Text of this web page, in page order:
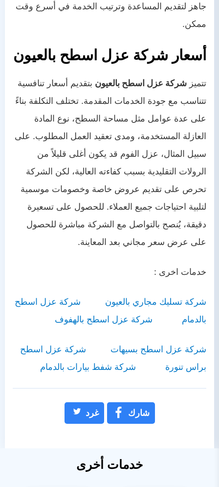
جاهز لتقديم المساعدة وترتيب الخدمة في أسرع وقت
ممكن.
أسعار شركة عزل اسطح بالعيون
تتميز شركة عزل اسطح بالعيون بتقديم أسعار تنافسية
تتناسب مع جودة الخدمات المقدمة. تختلف التكلفة بناءً
على عدة عوامل مثل مساحة السطح، نوع المادة
العازلة المستخدمة، ومدى تعقيد العمل المطلوب. على
سبيل المثال، عزل الفوم قد يكون أغلى قليلاً من
الرولات التقليدية بسبب كفاءته العالية، لكن الشركة
تحرص على تقديم عروض خاصة وخصومات موسمية
لتلبية احتياجات جميع العملاء. للحصول على تسعيرة
دقيقة، يُنصح بالتواصل مع الشركة مباشرة للحصول
على عرض سعر مجاني بعد المعاينة.
خدمات اخرى :
شركة تسليك مجاري بالعيون
شركة عزل اسطح
بالدمام
شركة عزل اسطح بالهفوف
شركة عزل اسطح بسيهات
شركة عزل اسطح
براس تنورة
شركة شفط بيارات بالدمام
شارك غرد
خدمات أخرى